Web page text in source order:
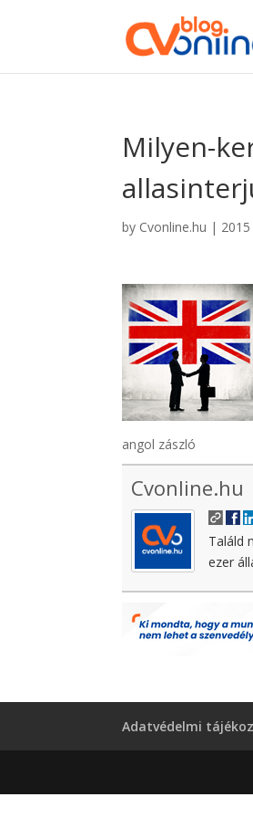
Milyen-
by Cvonline.hu |
angol zászló
Cvonline.hu
Találd
ezer
Adatvédelmi